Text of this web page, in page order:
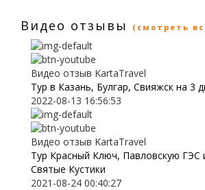
Видео отзывы (смотреть
Видео отзыв KartaTravel
Тур в Казань, Булгар, Свияжск на 3
2022-08-13 16:56:53
Видео отзыв KartaTravel
Тур Красный Ключ, Павловскую ГЭС
Святые Кустики
2021-08-24 00:40:27